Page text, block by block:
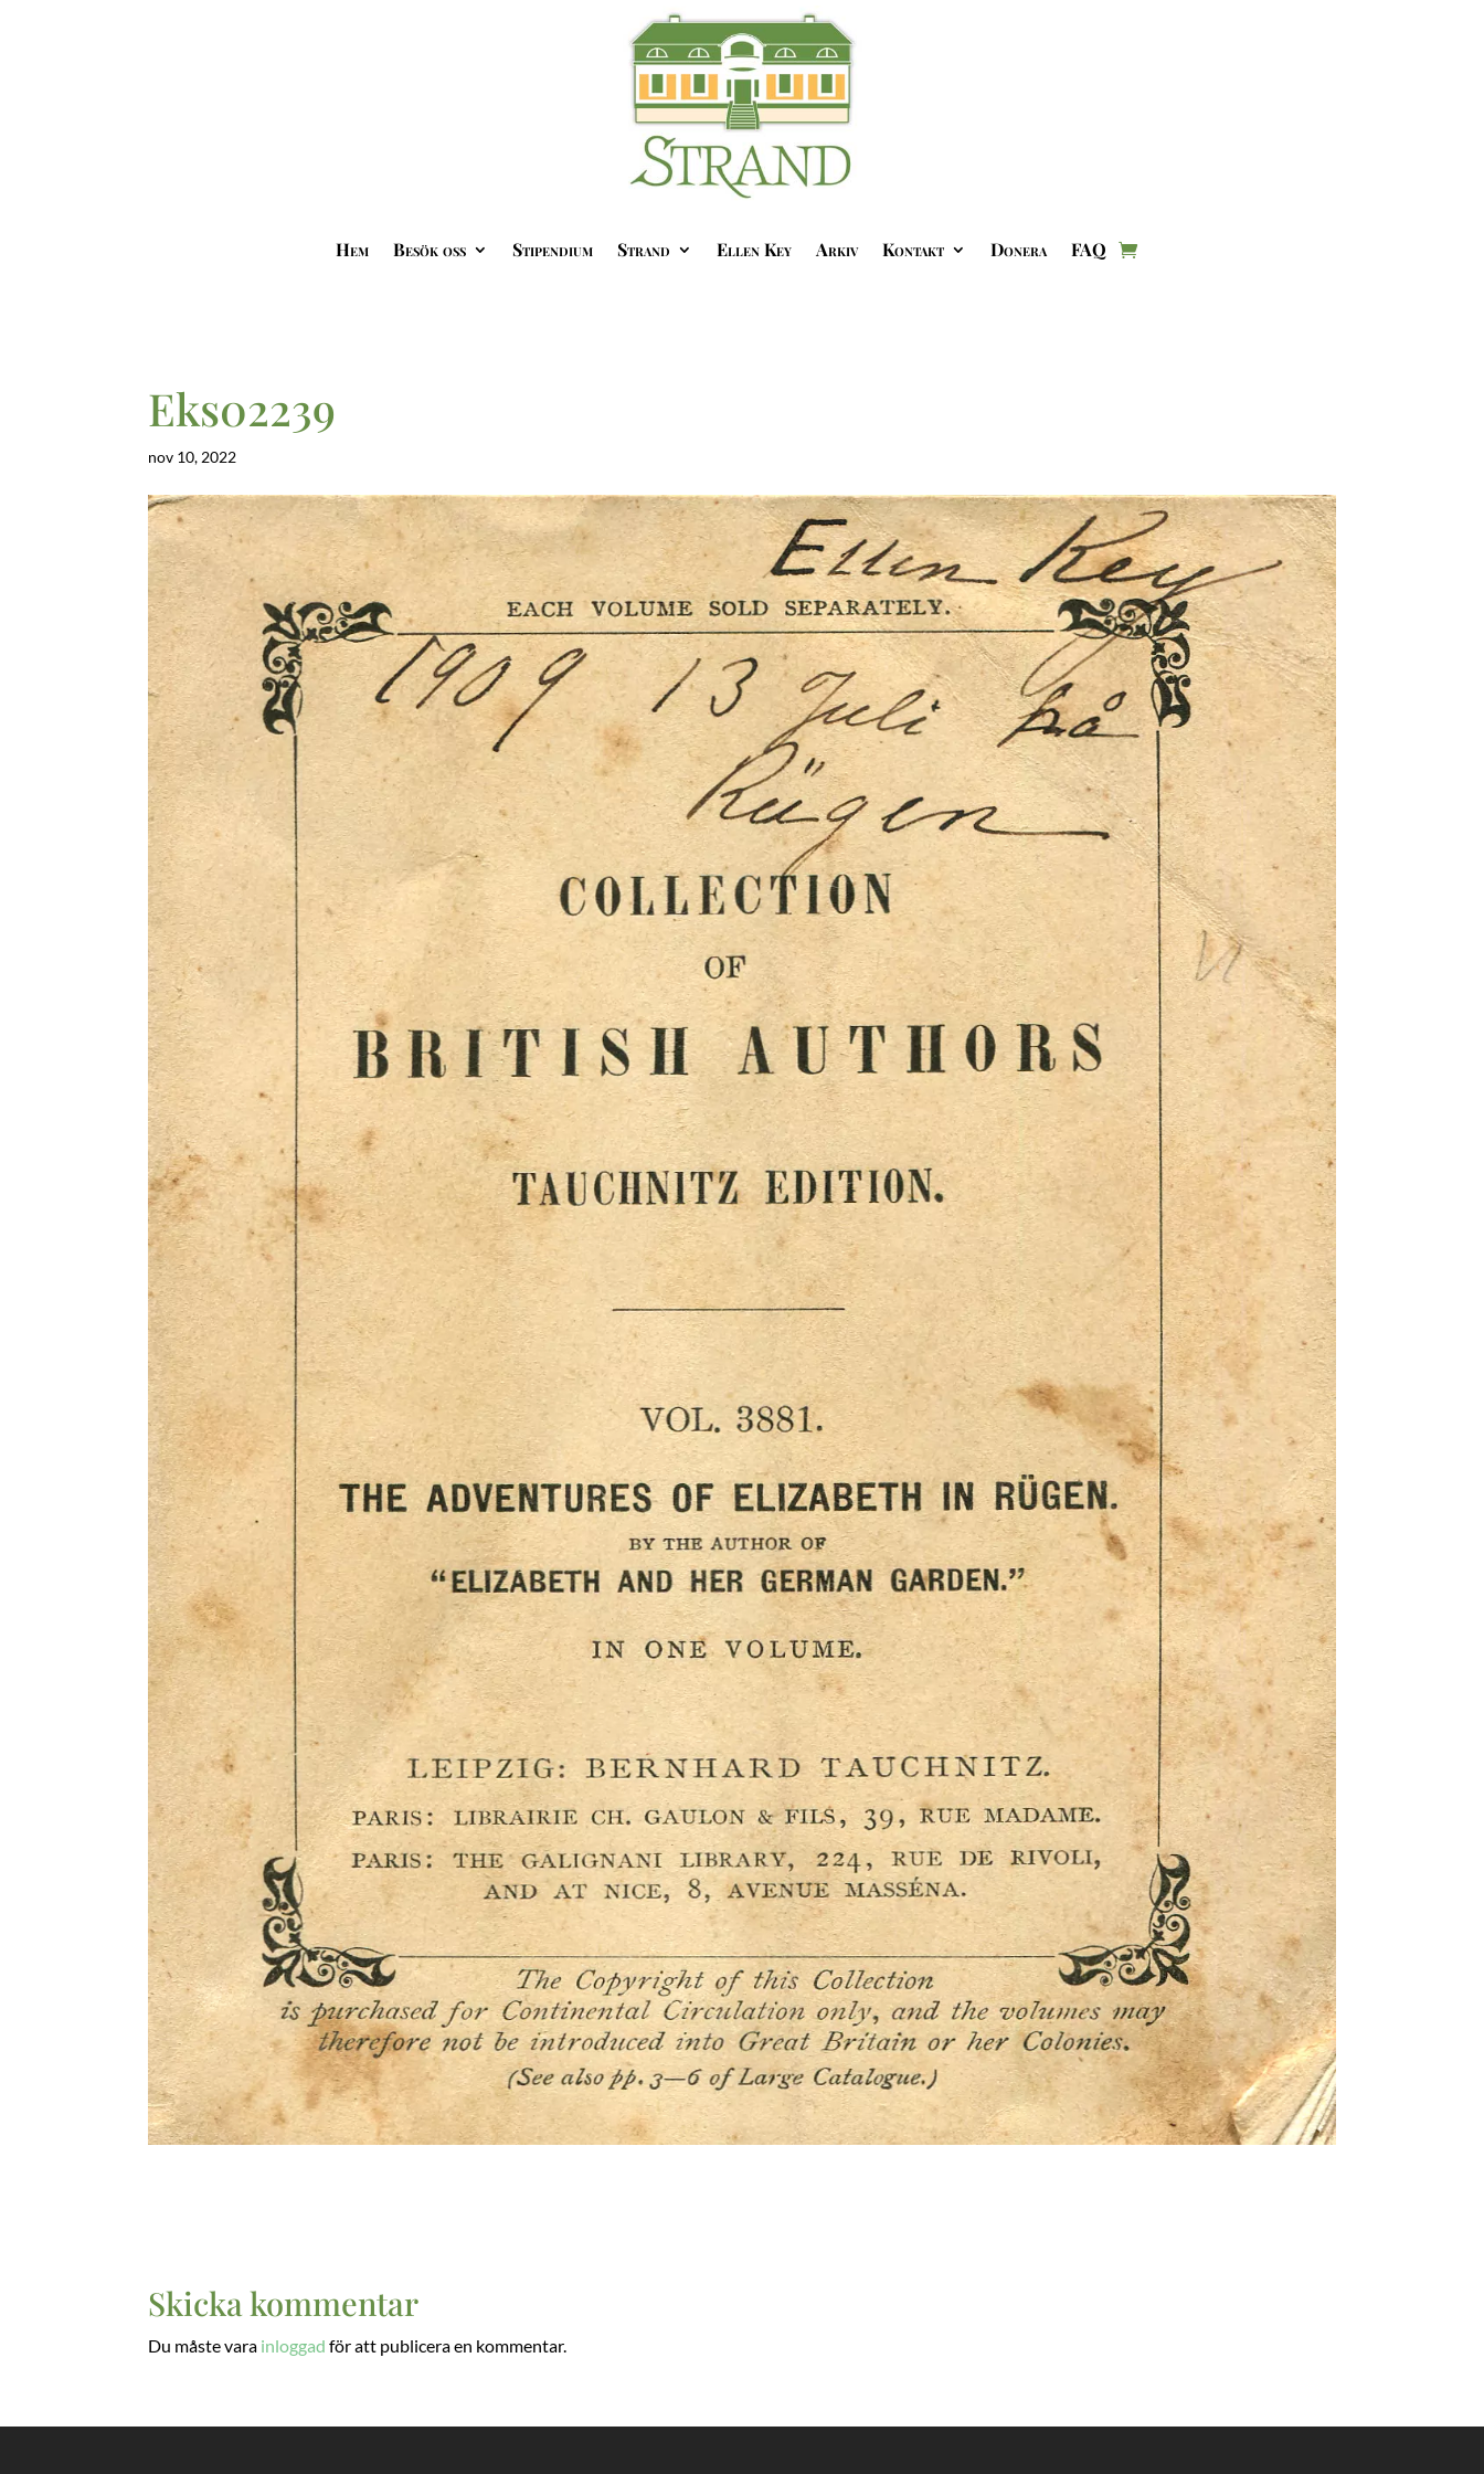
Hem Besök oss Stipendium Strand Ellen Key Arkiv Kontakt Donera FAQ
Eks02239
nov 10, 2022
Skicka kommentar
Du måste vara inloggad för att publicera en kommentar.